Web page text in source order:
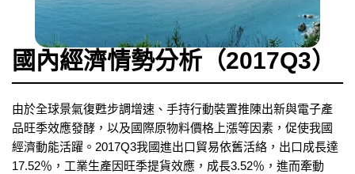
國內經濟情勢分析（2017Q3）
由於全球景氣復甦步調增速、手持行動裝置推陳出新與電子產
品旺季效應發酵，以及國際原物料價格上漲等因素，促使我國
經濟動能活躍。2017Q3我國進出口貿易依舊活絡，出口成長達
17.52％，工業生產因旺季提貨效應，成長3.52％，進而牽動